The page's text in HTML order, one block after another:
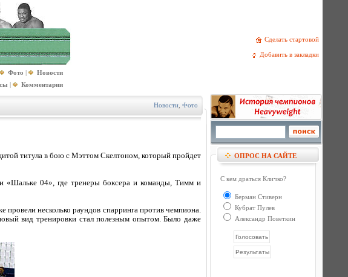
Сделать стартовой
Добавить в закладки
Фото |
Новости
| Комментарии
Новости Фото
титула в бою с Мэттом Скелтоном, который пройдет
«Шальке 04», где тренеры боксера и команды, Тимм и
несколько раундов спарринга против чемпиона.
вид тренировки стал полезным опытом. Было даже
ОПРОС НА САЙТЕ
С кем драться Кличко?
Берман Стиверн
Кубрат Пулев
Александр Поветкин